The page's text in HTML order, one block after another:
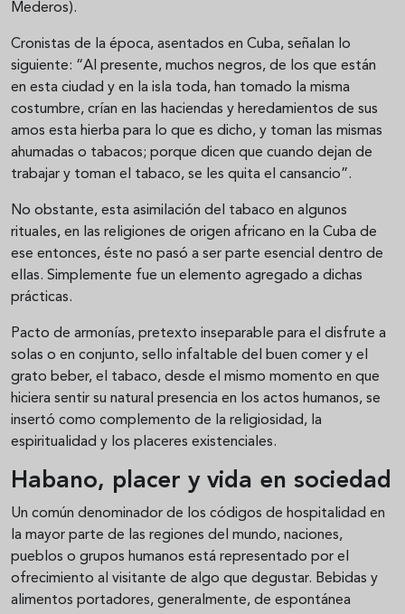
Mederos).
Cronistas de la época, asentados en Cuba, señalan lo
siguiente: “Al presente, muchos negros, de los que están
en esta ciudad y en la isla toda, han tomado la misma
costumbre, crían en las haciendas y heredamientos de sus
amos esta hierba para lo que es dicho, y toman las mismas
ahumadas o tabacos; porque dicen que cuando dejan de
trabajar y toman el tabaco, se les quita el cansancio”.
No obstante, esta asimilación del tabaco en algunos
rituales, en las religiones de origen africano en la Cuba de
ese entonces, éste no pasó a ser parte esencial dentro de
ellas. Simplemente fue un elemento agregado a dichas
prácticas.
Pacto de armonías, pretexto inseparable para el disfrute a
solas o en conjunto, sello infaltable del buen comer y el
grato beber, el tabaco, desde el mismo momento en que
hiciera sentir su natural presencia en los actos humanos, se
insertó como complemento de la religiosidad, la
espiritualidad y los placeres existenciales.
Habano, placer y vida en sociedad
Un común denominador de los códigos de hospitalidad en
la mayor parte de las regiones del mundo, naciones,
pueblos o grupos humanos está representado por el
ofrecimiento al visitante de algo que degustar. Bebidas y
alimentos portadores, generalmente, de espontánea